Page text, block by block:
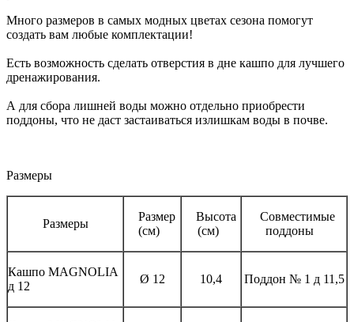
Много размеров в самых модных цветах сезона помогут
создать вам любые комплектации!
Есть возможность сделать отверстия в дне кашпо для лучшего
дренажирования.
А для сбора лишней воды можно отдельно приобрести
поддоны, что не даст застаиваться излишкам воды в почве.
Размеры
Размеры
Размер
(см)
Высота
(см)
Совместимые
поддоны
Кашпо MAGNOLIА
д 12
Ø 12 10,4 Поддон № 1 д 11,5